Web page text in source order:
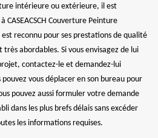
intérieure ou extérieure, il est
CASEACSCH Couverture Peinture
reconnu pour ses prestations de qualité
abordables. Si vous envisagez de lui
contactez-le et demandez-lui
vous déplacer en son bureau pour
pouvez aussi formuler votre demande
dans les plus brefs délais sans excéder
les informations requises.